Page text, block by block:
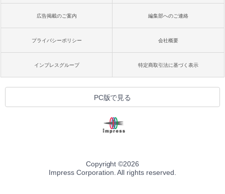
広告掲載のご案内 編集部へのご連絡
プライバシーポリシー 会社概要
インプレスグループ 特定商取引法に基づく表示
PC版で見る
Copyright ©2026
Impress Corporation. All rights reserved.